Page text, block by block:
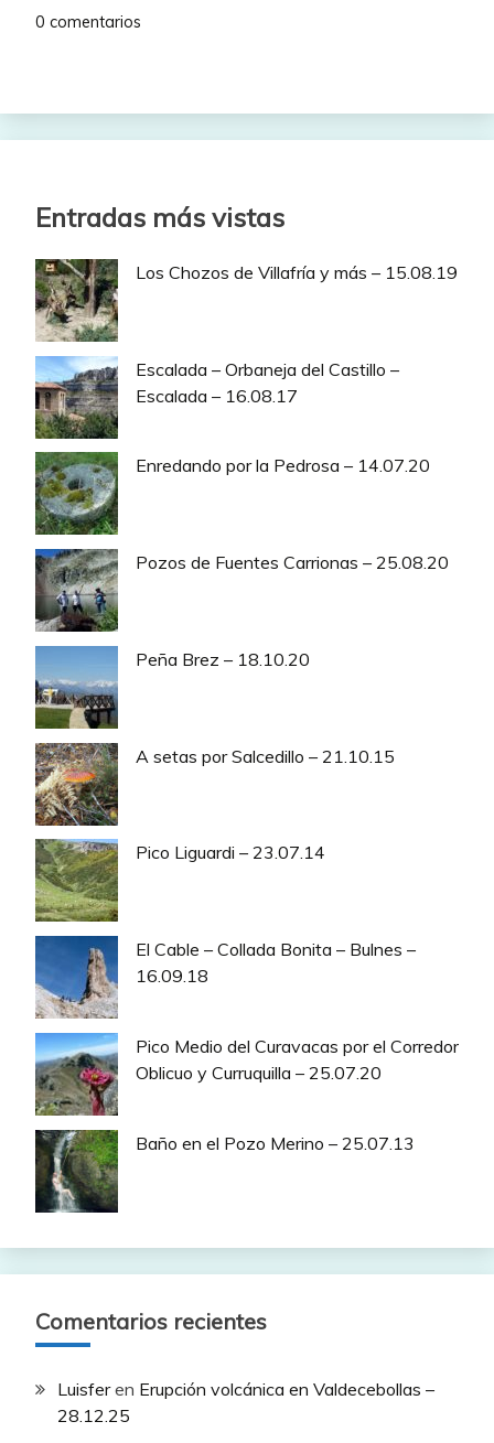
0 comentarios
Entradas más vistas
Los Chozos de Villafría y más – 15.08.19
Escalada – Orbaneja del Castillo –
Escalada – 16.08.17
Enredando por la Pedrosa – 14.07.20
Pozos de Fuentes Carrionas – 25.08.20
Peña Brez – 18.10.20
A setas por Salcedillo – 21.10.15
Pico Liguardi – 23.07.14
El Cable – Collada Bonita – Bulnes –
16.09.18
Pico Medio del Curavacas por el Corredor
Oblicuo y Curruquilla – 25.07.20
Baño en el Pozo Merino – 25.07.13
Comentarios recientes
Luisferen Erupción volcánica en Valdecebollas –
28.12.25